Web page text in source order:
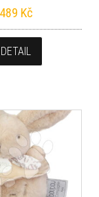
489 Kč
DETAIL